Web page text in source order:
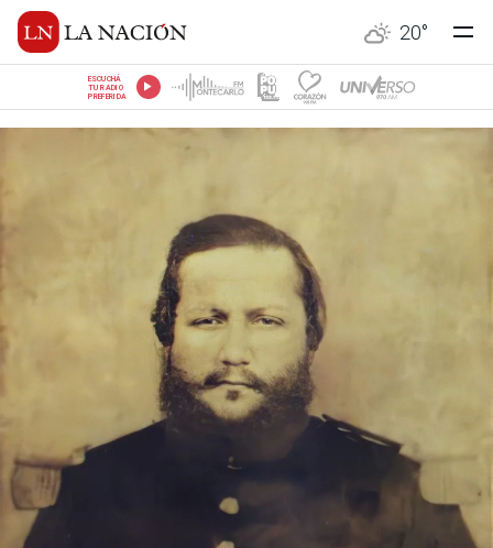
20°
ESCUCHÁ
TU RADIO
PREFERIDA